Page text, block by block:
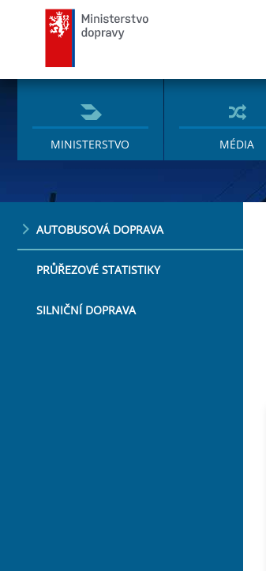
MINISTERSTVO MÉDIA
AUTOBUSOVÁ DOPRAVA
PRŮŘEZOVÉ STATISTIKY
SILNIČNÍ DOPRAVA